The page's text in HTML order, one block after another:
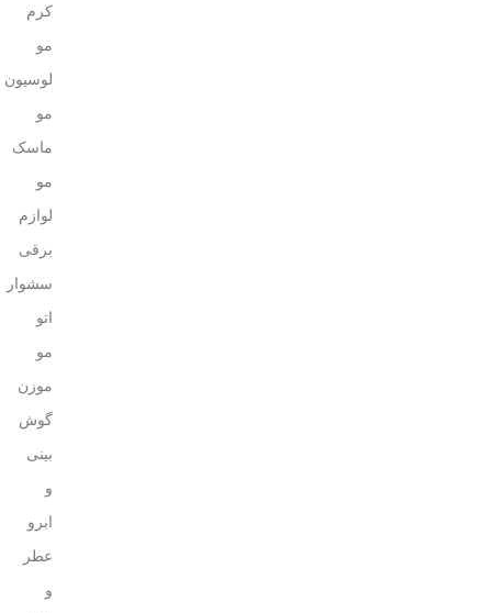
کرم
مو
لوسیون
مو
ماسک
مو
لوازم
برقی
سشوار
اتو
مو
موزن
گوش
بینی
و
ابرو
عطر
و